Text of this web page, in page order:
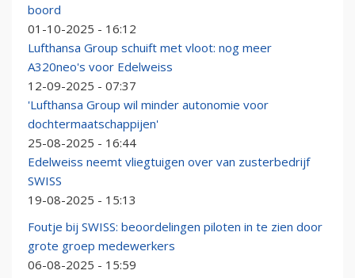
boord
01-10-2025 - 16:12
Lufthansa Group schuift met vloot: nog meer
A320neo's voor Edelweiss
12-09-2025 - 07:37
'Lufthansa Group wil minder autonomie voor
dochtermaatschappijen'
25-08-2025 - 16:44
Edelweiss neemt vliegtuigen over van zusterbedrijf
SWISS
19-08-2025 - 15:13
Foutje bij SWISS: beoordelingen piloten in te zien door
grote groep medewerkers
06-08-2025 - 15:59